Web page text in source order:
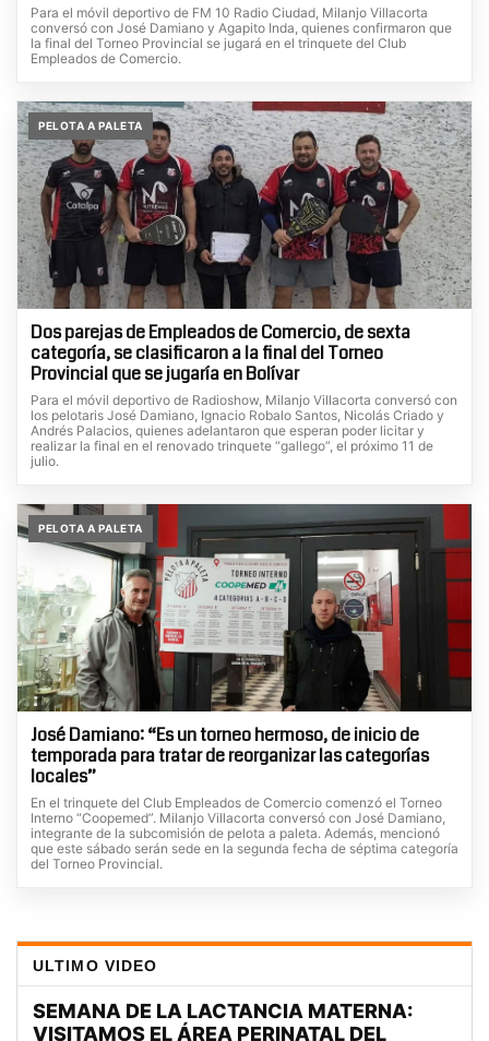
Para el móvil deportivo de FM 10 Radio Ciudad, Milanjo Villacorta
conversó con José Damiano y Agapito Inda, quienes confirmaron que
la final del Torneo Provincial se jugará en el trinquete del Club
Empleados de Comercio.
PELOTA A PALETA
Dos parejas de Empleados de Comercio, de sexta
categoría, se clasificaron a la final del Torneo
Provincial que se jugaría en Bolívar
Para el móvil deportivo de Radioshow, Milanjo Villacorta conversó con
los pelotaris José Damiano, Ignacio Robalo Santos, Nicolás Criado y
Andrés Palacios, quienes adelantaron que esperan poder licitar y
realizar la final en el renovado trinquete “gallego”, el próximo 11 de
julio.
PELOTA A PALETA
José Damiano: “Es un torneo hermoso, de inicio de
temporada para tratar de reorganizar las categorías
locales”
En el trinquete del Club Empleados de Comercio comenzó el Torneo
Interno “Coopemed”. Milanjo Villacorta conversó con José Damiano,
integrante de la subcomisión de pelota a paleta. Además, mencionó
que este sábado serán sede en la segunda fecha de séptima categoría
del Torneo Provincial.
ULTIMO VIDEO